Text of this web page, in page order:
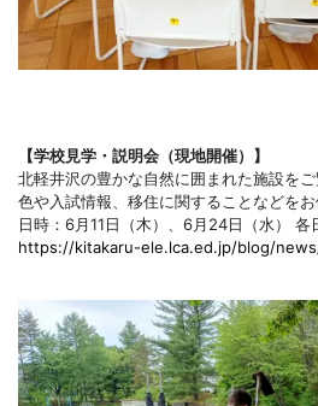
【学校見学・説明会（現地開催）】
北軽井沢の豊かな自然に囲まれた施設を
色や入試情報、移住に関することなどをお
日時：6月11日（木）、6月24日（水）
https://kitakaru-ele.lca.ed.jp/blog/